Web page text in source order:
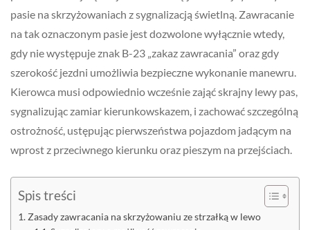
pasie na skrzyżowaniach z sygnalizacją świetlną. Zawracanie
na tak oznaczonym pasie jest dozwolone wyłącznie wtedy,
gdy nie występuje znak B-23 „zakaz zawracania” oraz gdy
szerokość jezdni umożliwia bezpieczne wykonanie manewru.
Kierowca musi odpowiednio wcześnie zająć skrajny lewy pas,
sygnalizując zamiar kierunkowskazem, i zachować szczególną
ostrożność, ustępując pierwszeństwa pojazdom jadącym na
wprost z przeciwnego kierunku oraz pieszym na przejściach.
Spis treści
Zasady zawracania na skrzyżowaniu ze strzałką w lewo